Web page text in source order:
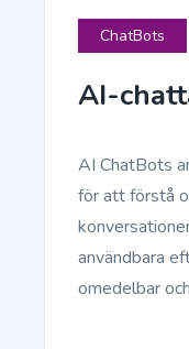
LinkedIn Ad
converting ad
ChatBots
AI-
AI ChatBots
för att förstå
användbara
omedelbar